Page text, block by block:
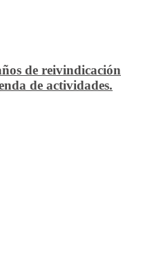
de reivindicación
de actividades.